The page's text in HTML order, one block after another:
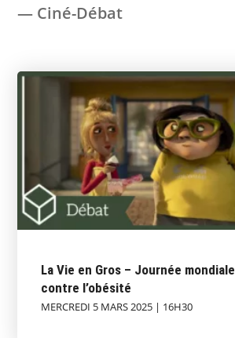
— Ciné-Débat
La Vie en Gros – Journée mondiale
contre l’obésité
MERCREDI 5 MARS 2025 | 16H30